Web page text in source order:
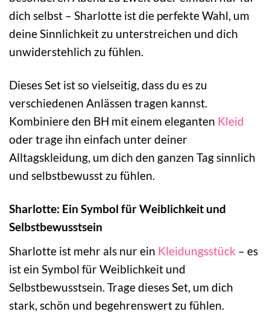
dich selbst – Sharlotte ist die perfekte Wahl, um
deine Sinnlichkeit zu unterstreichen und dich
unwiderstehlich zu fühlen.
Dieses Set ist so vielseitig, dass du es zu
verschiedenen Anlässen tragen kannst.
Kombiniere den BH mit einem eleganten Kleid
oder trage ihn einfach unter deiner
Alltagskleidung, um dich den ganzen Tag sinnlich
und selbstbewusst zu fühlen.
Sharlotte: Ein Symbol für Weiblichkeit und
Selbstbewusstsein
Sharlotte ist mehr als nur ein Kleidungsstück – es
ist ein Symbol für Weiblichkeit und
Selbstbewusstsein. Trage dieses Set, um dich
stark, schön und begehrenswert zu fühlen.